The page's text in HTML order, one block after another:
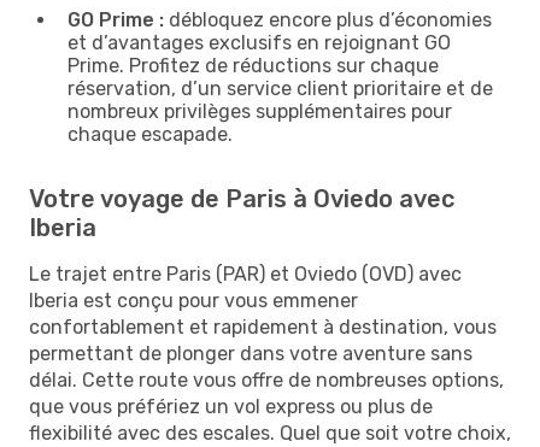
GO Prime : débloquez encore plus d’économies
et d’avantages exclusifs en rejoignant GO
Prime. Profitez de réductions sur chaque
réservation, d’un service client prioritaire et de
nombreux privilèges supplémentaires pour
chaque escapade.
Votre voyage de Paris à Oviedo avec
Iberia
Le trajet entre Paris (PAR) et Oviedo (OVD) avec
Iberia est conçu pour vous emmener
confortablement et rapidement à destination, vous
permettant de plonger dans votre aventure sans
délai. Cette route vous offre de nombreuses options,
que vous préfériez un vol express ou plus de
flexibilité avec des escales. Quel que soit votre choix,